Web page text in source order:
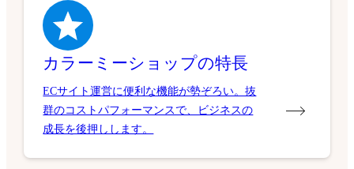
カラーミーショップの特長
ECサイト運営に便利な機能が勢ぞろい。抜
群のコストパフォーマンスで、ビジネスの
成長を後押しします。